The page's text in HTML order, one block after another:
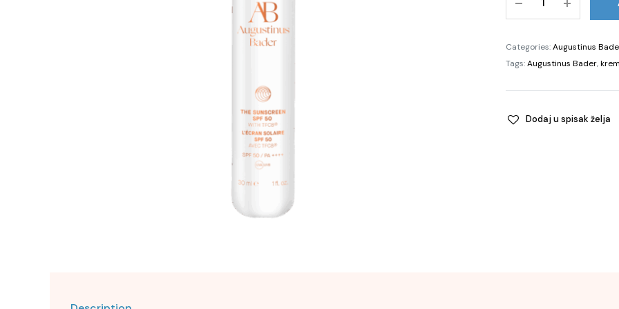
Sunscreen
30ml
quantity
Categories:Augustinus
Tags:Augustinus Bader,
Dodaj u spisak želja